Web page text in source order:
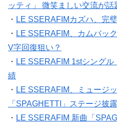
ッティ」 微笑ましい交流が話
・ LE SSERAFIMカズハ、完
・ LE SSERAFIM、カムバッ
V字回復狙い？
・ LE SSERAFIM 1stシング
績
・ LE SSERAFIM、ミュージ
「SPAGHETTI」ステージ披露
・ LE SSERAFIM 新曲「